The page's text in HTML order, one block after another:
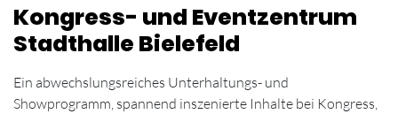
Kongress- und Eventzentrum
Stadthalle Bielefeld
Ein abwechslungsreiches Unterhaltungs- und
Showprogramm, spannend inszenierte Inhalte bei Kongress,